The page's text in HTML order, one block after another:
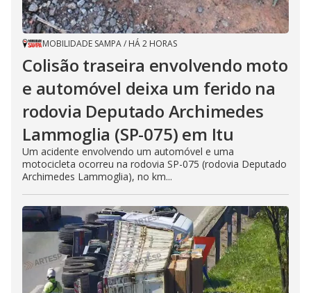
MOBILIDADE SAMPA/ HÁ 2 HORAS
Colisão traseira envolvendo moto
e automóvel deixa um ferido na
rodovia Deputado Archimedes
Lammoglia (SP-075) em Itu
Um acidente envolvendo um automóvel e uma
motocicleta ocorreu na rodovia SP-075 (rodovia Deputado
Archimedes Lammoglia), no km...